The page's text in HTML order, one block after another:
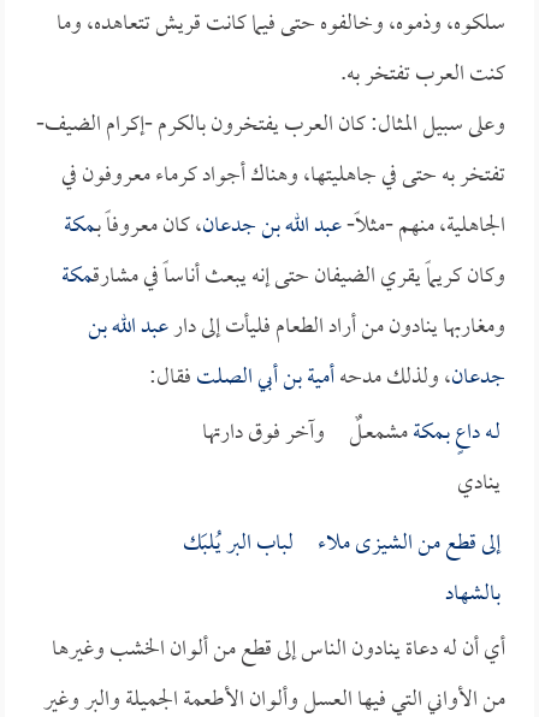
سلكوه، وذموه، وخالفوه حتى فيما كانت قريش تتعاهده، وما
كنت العرب تفتخر به.
وعلى سبيل المثال: كان العرب يفتخرون بالكرم -إكرام الضيف-
تفتخر به حتى في جاهليتها، وهناك أجواد كرماء معروفون في
الجاهلية، منهم -مثلاً-عبد الله بن جدعان، كان معروفاً بـمكة
وكان كريماً يقري الضيفان حتى إنه يبعث أناساً في مشارقمكة
ومغاربها ينادون من أراد الطعام فليأت إلى دارعبد الله بن
جدعان، ولذلك مدحهأمية بن أبي الصلتفقال:
لـه داعٍ بـمكةمشمعـلٌ وآخر فوق دارتها
ينادي
إلى قطع من الشيزى ملاء لباب البر يُلبَك
بالشهاد
أي أن له دعاة ينادون الناس إلى قطع من ألوان الخشب وغيرها
من الأواني التي فيها العسل وألوان الأطعمة الجميلة والبر وغير